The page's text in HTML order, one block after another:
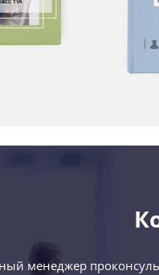
менеджер